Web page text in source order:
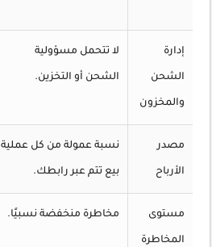
إدارة
الشحن
والمخزون
لا تتحمل مسؤولية
الشحن أو التخزين.
مصدر
الأرباح
نسبة عمولة من كل عملية
بيع تتم عبر رابطك.
مستوى
المخاطرة
مخاطرة منخفضة نسبيًا.